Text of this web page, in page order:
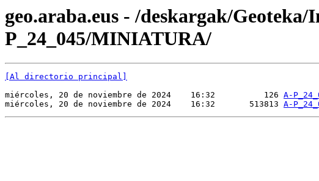
geo.araba.eus - /deskargak/
P_24_045/MINIATURA/
[Al directorio principal]
miércoles, 20 de noviembre de 2024    16:32          126 A-
miércoles, 20 de noviembre de 2024    16:32       513813 A-